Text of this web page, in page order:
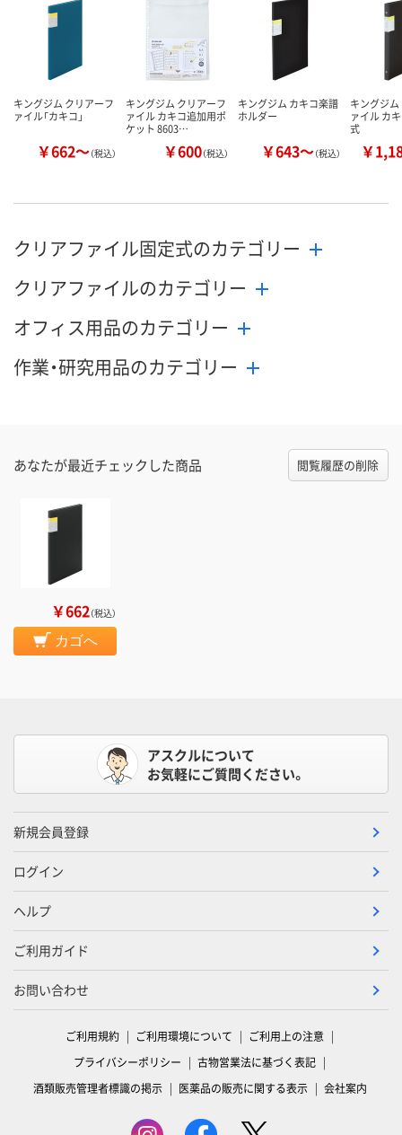
お届け日 8月13日（木）
数量
カゴへ
数量
カゴへ カ
キングジム クリアーフ
ァイル「カキコ」
￥662～（税込）
キングジム クリアーフ
ァイル カキコ追加用ポ
ケット 8603…
￥600（税込）
キングジム カキコ楽譜
ホルダー
￥643～（税込）
キングジ
ァイル カ
式
￥
クリアファイル固定式のカテゴリー
クリアファイルのカテゴリー
オフィス用品のカテゴリー
作業・研究用品のカテゴリー
あなたが最近チェックした商品 閲覧履歴の削除
￥662（税込）
カゴへ
アスクルについて
お気軽にご質問ください。
新規会員登録
ログイン
ヘルプ
ご利用ガイド
お問い合わせ
ご利用規約 ご利用環境について
ご利用上の注意
プライバシーポリシー
古物営業法に基づく表記
酒類販売管理者標識の掲示
医薬品の販売に関する表示 会社案内